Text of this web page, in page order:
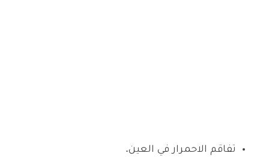
تفاقم الاحمرار في العين.